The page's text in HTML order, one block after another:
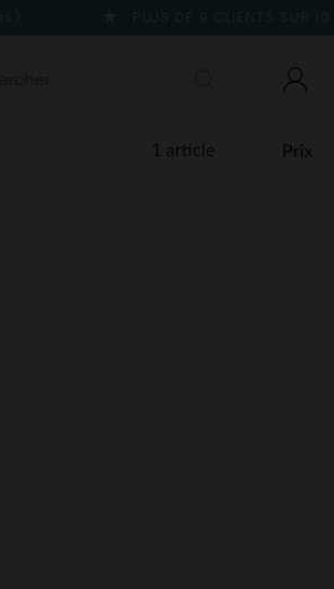
PLUS DE 9 CLIENTS SUR 10
1 article